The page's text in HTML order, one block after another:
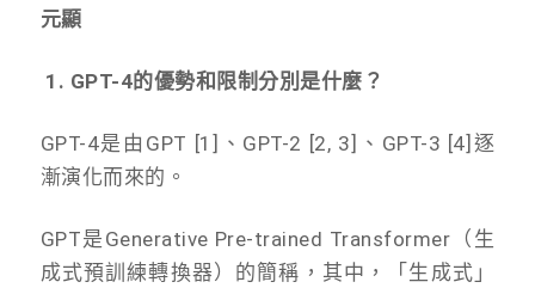
元顯
1. GPT-4的優勢和限制分別是什麼？
GPT-4是由GPT [1]、GPT-2 [2, 3]、GPT-3 [4]逐
漸演化而來的。
GPT是Generative Pre-trained Transformer（生
成式預訓練轉換器）的簡稱，其中，「生成式」